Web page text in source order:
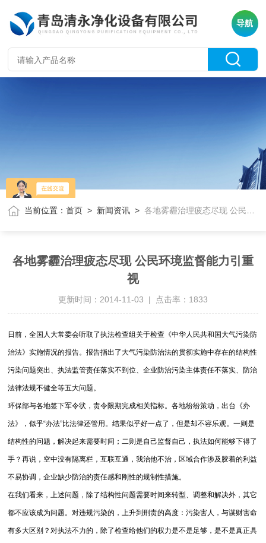
导航
当前位置：首页 > 新闻资讯 > 各地雾霾治理疲态尽现 公民环境监督能力引重视
各地雾霾治理疲态尽现 公民环境监督能力引重
视
更新时间：2014-11-03 | 点击率：1833
日前，全国人大常委会听取了执法检查组关于检查《中华人民共和国大气污染防
治法》实施情况的报告。报告指出了大气污染防治法的贯彻实施中存在的结构性
污染问题突出、执法监管责任落实不到位、企业防治污染主体责任不落实、防治
法律法规不健全等五大问题。
环保部与各地签下军令状，责令限期完成相关指标。各地纷纷策动，出台《办
法》，似乎“办法”比法律还管用。结果似乎好一点了，但是却不容乐观。一则是
结构性的问题，解决起来需要时间；二则是自己监督自己，执法如何能够下得了
手？再说，空中没有隔离栏，互联互通，我治他不治，区域合作涉及胶着的利益
不易协调，企业缺少防治的责任感和刚性的规制性措施。
在我们看来，上述问题，除了结构性问题需要时间来转型、调整和解决外，其它
都不应该成为问题。对违规污染的，上升到刑责的高度：污染害人，与谋财害命
有多大区别？对执法不力的，除了检查给他们的权力是不是足够，是不是真正具